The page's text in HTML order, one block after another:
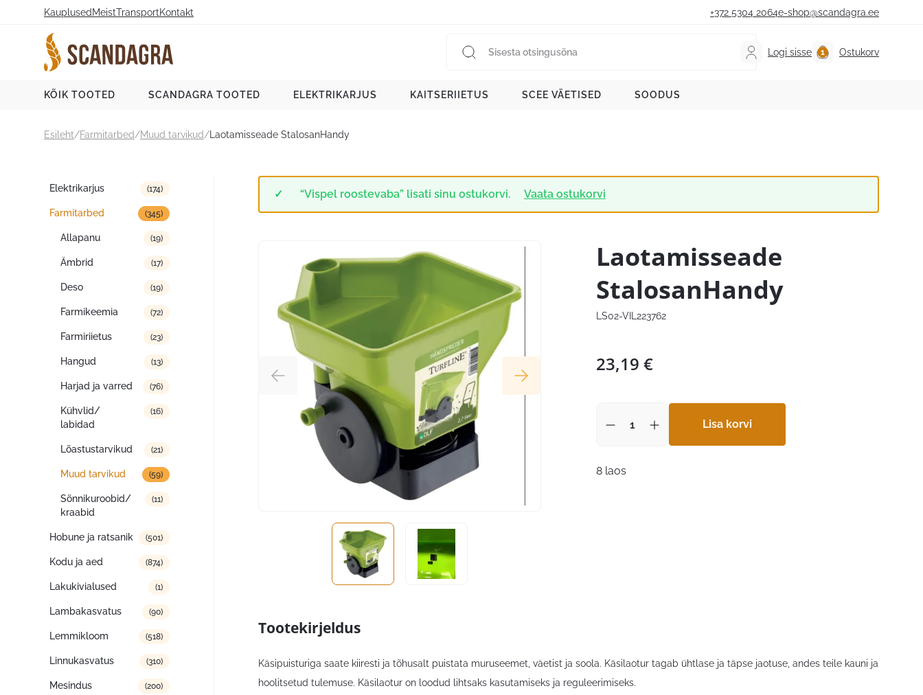
Kauplused MeistTransportKontakt +372 5304 2064e-shop@scandagra.ee
Logi sisse Ostukorv
KÕIK TOOTED SCANDAGRA TOOTED ELEKTRIKARJUS KAITSERIIETUS SCEE VÄETISED SOODUS
Esileht/Farmitarbed/Muud tarvikud/ Laotamisseade StalosanHandy
Tootekategooriad
Elektrikarjus (174)
Farmitarbed (345)
Allapanu (19)
Ämbrid (17)
Deso (19)
Farmikeemia (72)
Farmiriietus (23)
Hangud (13)
Harjad ja varred (76)
Kühvlid/
labidad
(16)
Lõastustarvikud (21)
Muud tarvikud (59)
Sõnnikuroobid/
kraabid
(11)
Hobune ja ratsanik (501)
Kodu ja aed (874)
Lakukivialused (1)
Lambakasvatus (90)
Lemmikloom (518)
Linnukasvatus (310)
Mesindus (200)
“Vispel roostevaba” lisati sinu ostukorvi. Vaata ostukorvi
Laotamisseade
StalosanHandy
LS02-VIL223762
23,19 €
Lisa korvi
8 laos
Tootekirjeldus
Käsipuisturiga saate kiiresti ja tõhusalt puistata muruseemet, väetist ja soola. Käsilaotur tagab ühtlase ja täpse jaotuse, andes teile kauni ja
hoolitsetud tulemuse. Käsilaotur on loodud lihtsaks kasutamiseks ja reguleerimiseks.